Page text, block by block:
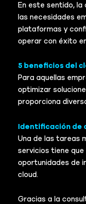
En este sentido,
las necesidades
plataformas y
operar con éxito
5 beneficios del
Para aquellas
optimizar
proporciona
Identificación de
Una de las tareas
servicios tiene
oportunidades de
cloud.
Gracias a la